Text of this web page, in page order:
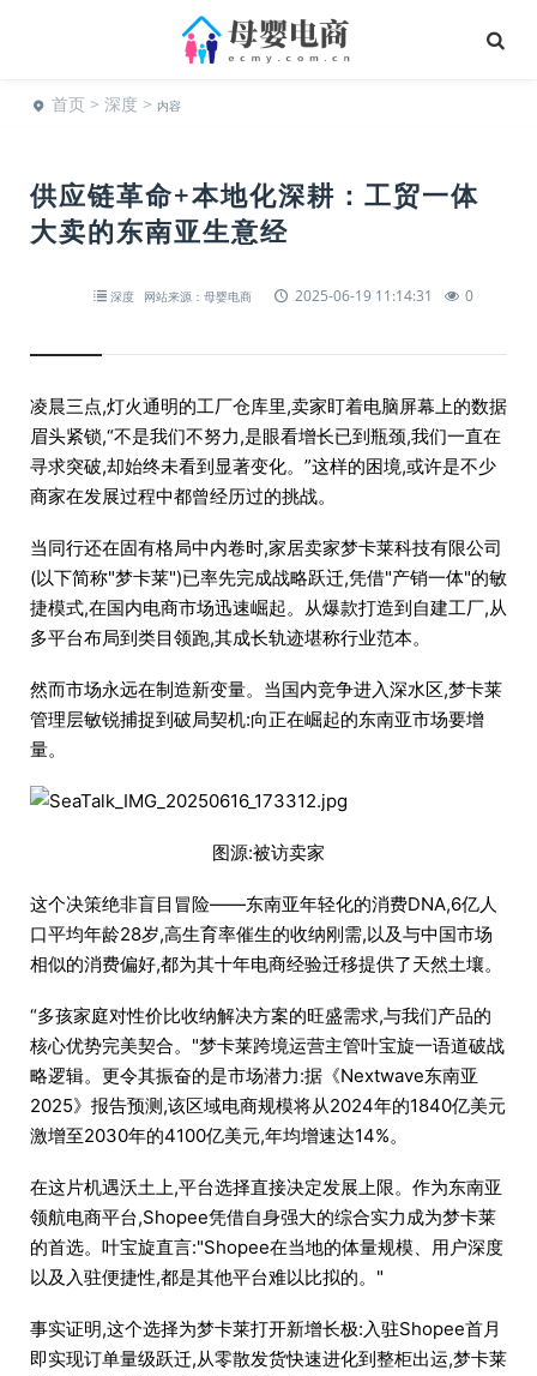
首页 > 深度 > 内容
供应链革命+本地化深耕：工贸一体
大卖的东南亚生意经
深度 网站来源：母婴电商 2025-06-19 11:14:31 0
凌晨三点,灯火通明的工厂仓库里,卖家盯着电脑屏幕上的数据
眉头紧锁,“不是我们不努力,是眼看增长已到瓶颈,我们一直在
寻求突破,却始终未看到显著变化。”这样的困境,或许是不少
商家在发展过程中都曾经历过的挑战。
当同行还在固有格局中内卷时,家居卖家梦卡莱科技有限公司
(以下简称"梦卡莱")已率先完成战略跃迁,凭借"产销一体"的敏
捷模式,在国内电商市场迅速崛起。从爆款打造到自建工厂,从
多平台布局到类目领跑,其成长轨迹堪称行业范本。
然而市场永远在制造新变量。当国内竞争进入深水区,梦卡莱
管理层敏锐捕捉到破局契机:向正在崛起的东南亚市场要增
量。
图源:被访卖家
这个决策绝非盲目冒险——东南亚年轻化的消费DNA,6亿人
口平均年龄28岁,高生育率催生的收纳刚需,以及与中国市场
相似的消费偏好,都为其十年电商经验迁移提供了天然土壤。
“多孩家庭对性价比收纳解决方案的旺盛需求,与我们产品的
核心优势完美契合。"梦卡莱跨境运营主管叶宝旋一语道破战
略逻辑。更令其振奋的是市场潜力:据《Nextwave东南亚
2025》报告预测,该区域电商规模将从2024年的1840亿美元
激增至2030年的4100亿美元,年均增速达14%。
在这片机遇沃土上,平台选择直接决定发展上限。作为东南亚
领航电商平台,Shopee凭借自身强大的综合实力成为梦卡莱
的首选。叶宝旋直言:"Shopee在当地的体量规模、用户深度
以及入驻便捷性,都是其他平台难以比拟的。"
事实证明,这个选择为梦卡莱打开新增长极:入驻Shopee首月
即实现订单量级跃迁,从零散发货快速进化到整柜出运,梦卡莱